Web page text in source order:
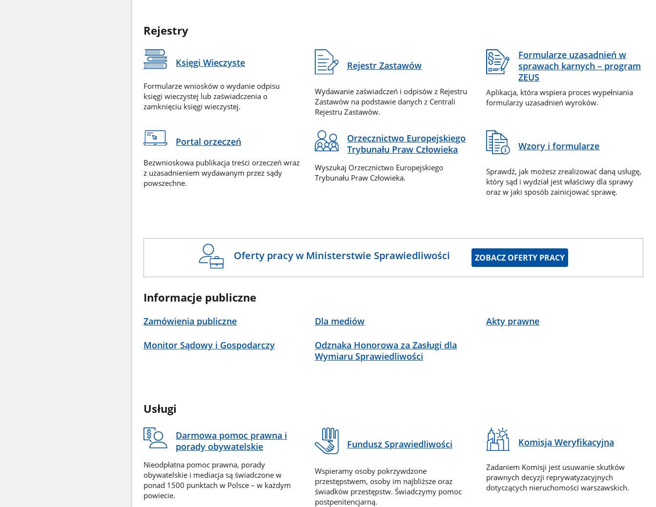
Rejestry
Księgi Wieczyste
Formularze wniosków o wydanie odpisu
księgi wieczystej lub zaświadczenia o
zamknięciu księgi wieczystej.
Rejestr Zastawów
Wydawanie zaświadczeń i odpisów z Rejestru
Zastawów na podstawie danych z Centrali
Rejestru Zastawów.
Formularze uzasadnień w
sprawach karnych – program
ZEUS
Aplikacja, która wspiera proces wypełniania
formularzy uzasadnień wyroków.
Portal orzeczeń
Bezwnioskowa publikacja treści orzeczeń wraz
z uzasadnieniem wydawanym przez sądy
powszechne.
Orzecznictwo Europejskiego
Trybunału Praw Człowieka
Wyszukaj Orzecznictwo Europejskiego
Trybunału Praw Człowieka.
Wzory i formularze
Sprawdź, jak możesz zrealizować daną usługę,
który sąd i wydział jest właściwy dla sprawy
oraz w jaki sposób zainicjować sprawę.
Oferty pracy w Ministerstwie Sprawiedliwości ZOBACZ OFERTY PRACY
Informacje publiczne
Zamówienia publiczne Dla mediów Akty prawne
Monitor Sądowy i Gospodarczy
Odznaka Honorowa za Zasługi dla
Wymiaru Sprawiedliwości
Usługi
Darmowa pomoc prawna i
porady obywatelskie
Nieodpłatna pomoc prawna, porady
obywatelskie i mediacja są świadczone w
ponad 1500 punktach w Polsce – w każdym
powiecie.
Fundusz Sprawiedliwości
Wspieramy osoby pokrzywdzone
przestępstwem, osoby im najbliższe oraz
świadków przestępstw. Świadczymy pomoc
postpenitencjarną.
Komisja Weryfikacyjna
Zadaniem Komisji jest usuwanie skutków
prawnych decyzji reprywatyzacyjnych
dotyczących nieruchomości warszawskich.